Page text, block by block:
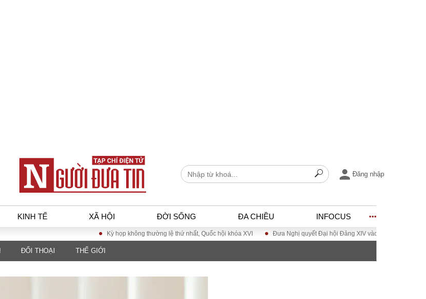
Đăng nhập
KINH TẾ XÃ HỘI ĐỜI SỐNG ĐA CHIỀU INFOCUS
KINH TẾ
Kỳ họp không thường lệ thứ nhất, Quốc hội khóa XVI Đưa Nghị quyết Đại hội Đảng XIV vào cuộc sống
ĐỐI THOẠI THẾ GIỚI